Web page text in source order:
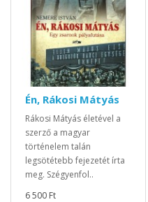
Én, Rákosi Mátyás
Rákosi Mátyás életével a
szerző a magyar
történelem talán
legsötétebb fejezetét írta
meg. Szégyenfol..
6 500 Ft